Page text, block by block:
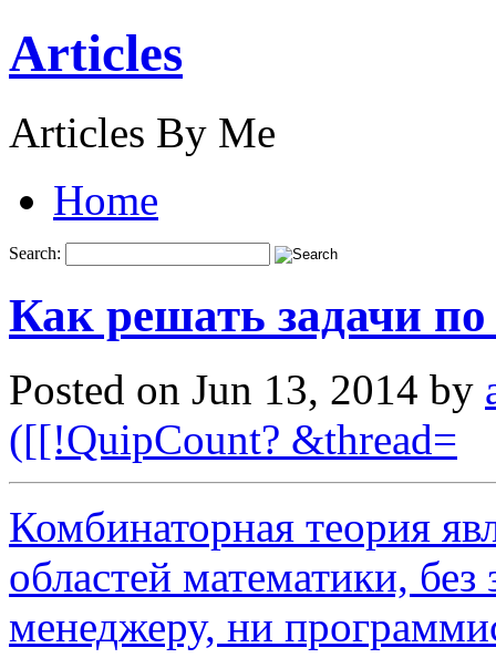
Articles
Articles By Me
Home
Search:
Как решать задачи
Posted on Jun 13, 2014 by
([[!QuipCount? &thread=
Комбинаторная теория
областей математики,
менеджеру, ни